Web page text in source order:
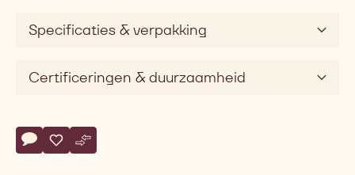
Specificaties & verpakking
Certificeringen & duurzaamheid
Actions
Schrijf een commentaar op
- Elegant Pistoles
Opslaan
- Elegant Pistoles
Vergelijk
- Elegant Pistoles